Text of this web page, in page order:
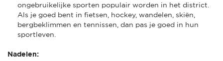
ongebruikelijke sporten populair worden in het district.
Als je goed bent in fietsen, hockey, wandelen, skiën,
bergbeklimmen en tennissen, dan pas je goed in hun
sportleven.
Nadelen: